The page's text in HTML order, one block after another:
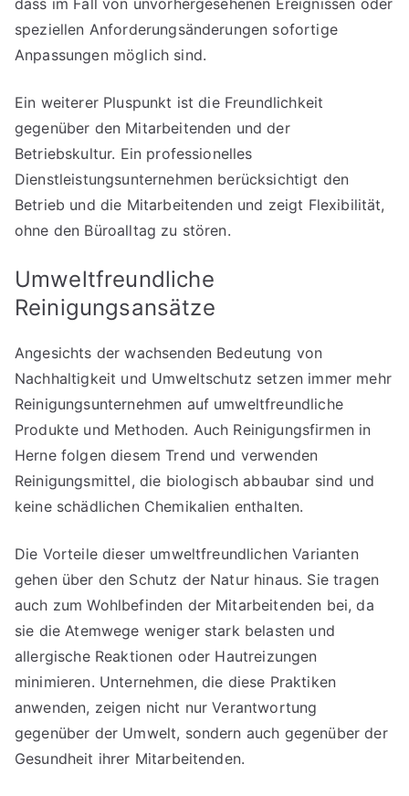
dass im Fall von unvorhergesehenen Ereignissen oder
speziellen Anforderungsänderungen sofortige
Anpassungen möglich sind.
Ein weiterer Pluspunkt ist die Freundlichkeit
gegenüber den Mitarbeitenden und der
Betriebskultur. Ein professionelles
Dienstleistungsunternehmen berücksichtigt den
Betrieb und die Mitarbeitenden und zeigt Flexibilität,
ohne den Büroalltag zu stören.
Umweltfreundliche
Reinigungsansätze
Angesichts der wachsenden Bedeutung von
Nachhaltigkeit und Umweltschutz setzen immer mehr
Reinigungsunternehmen auf umweltfreundliche
Produkte und Methoden. Auch Reinigungsfirmen in
Herne folgen diesem Trend und verwenden
Reinigungsmittel, die biologisch abbaubar sind und
keine schädlichen Chemikalien enthalten.
Die Vorteile dieser umweltfreundlichen Varianten
gehen über den Schutz der Natur hinaus. Sie tragen
auch zum Wohlbefinden der Mitarbeitenden bei, da
sie die Atemwege weniger stark belasten und
allergische Reaktionen oder Hautreizungen
minimieren. Unternehmen, die diese Praktiken
anwenden, zeigen nicht nur Verantwortung
gegenüber der Umwelt, sondern auch gegenüber der
Gesundheit ihrer Mitarbeitenden.